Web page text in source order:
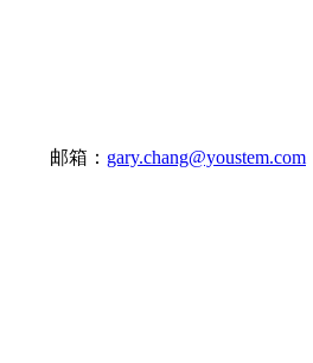
邮箱： gary.chang@youstem.com